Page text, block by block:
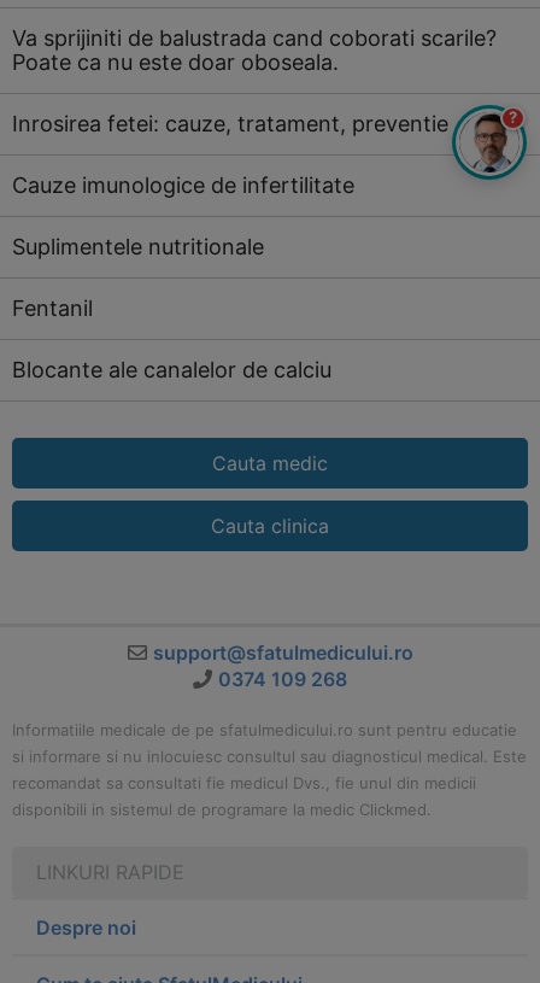
Va sprijiniti de balustrada cand coborati scarile?
Poate ca nu este doar oboseala.
Inrosirea fetei: cauze, tratament, preventie
Cauze imunologice de infertilitate
Suplimentele nutritionale
Fentanil
Blocante ale canalelor de calciu
Cauta medic
Cauta clinica
support@sfatulmedicului.ro
0374 109 268
Informatiile medicale de pe sfatulmedicului.ro sunt pentru educatie
si informare si nu inlocuiesc consultul sau diagnosticul medical. Este
recomandat sa consultati fie medicul Dvs., fie unul din medicii
disponibili in sistemul de programare la medic Clickmed.
LINKURI RAPIDE
Despre noi
?